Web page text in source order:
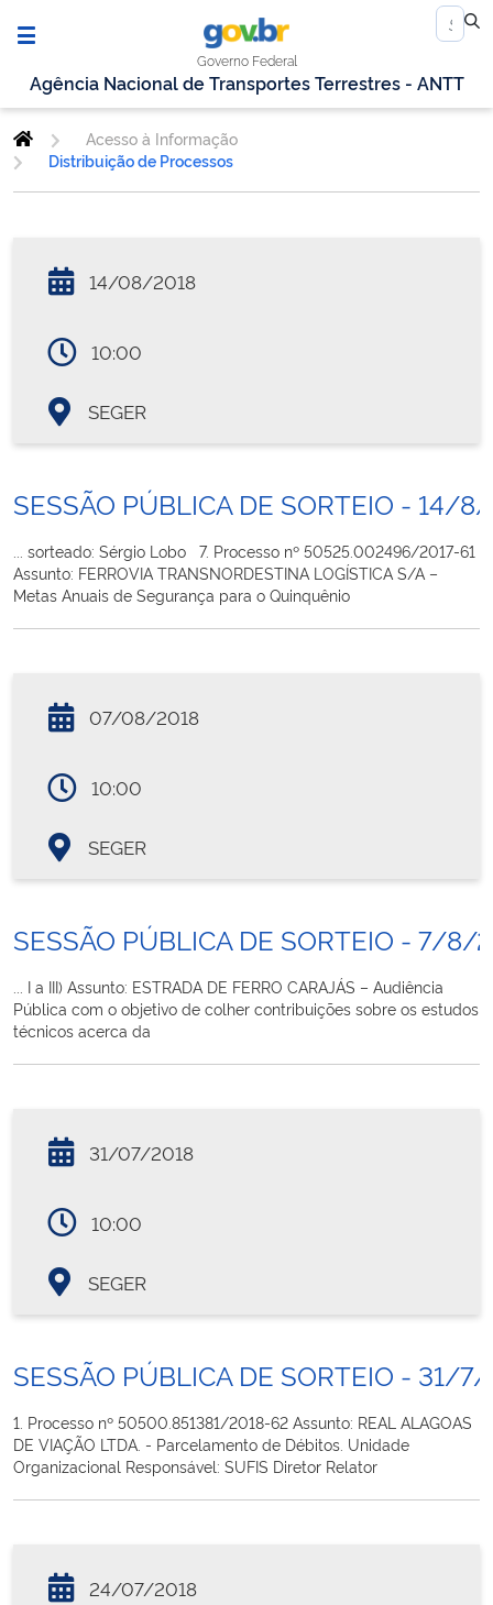
Governo Federal
Agência Nacional de Transportes Terrestres - ANTT
Acesso à Informação
Distribuição de Processos
14/08/2018
10:00
SEGER
SESSÃO PÚBLICA DE SORTEIO - 14/
... sorteado: Sérgio Lobo 7. Processo nº 50525.002496/2017-61
Assunto: FERROVIA TRANSNORDESTINA LOGÍSTICA S/A –
Metas Anuais de Segurança para o Quinquênio
07/08/2018
10:00
SEGER
SESSÃO PÚBLICA DE SORTEIO - 7/8/
... I a III) Assunto: ESTRADA DE FERRO CARAJÁS – Audiência
Pública com o objetivo de colher contribuições sobre os estudos
técnicos acerca da
31/07/2018
10:00
SEGER
SESSÃO PÚBLICA DE SORTEIO - 31/
1. Processo nº 50500.851381/2018-62 Assunto: REAL ALAGOAS
DE VIAÇÃO LTDA. - Parcelamento de Débitos. Unidade
Organizacional Responsável: SUFIS Diretor Relator
24/07/2018